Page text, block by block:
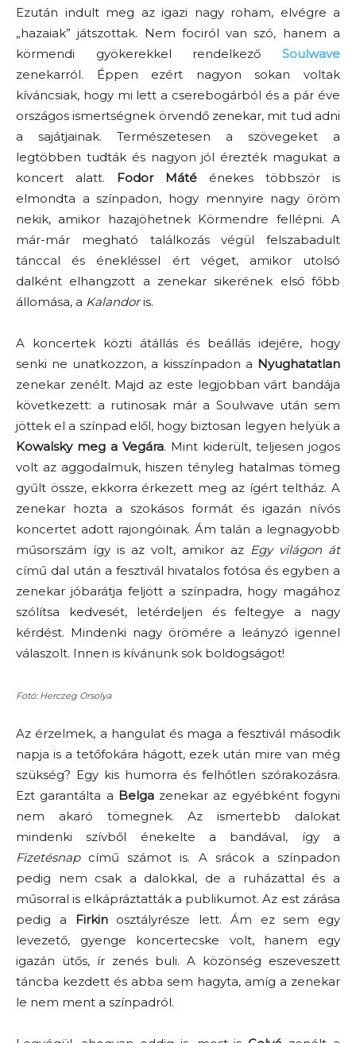
Ezután indult meg az igazi nagy roham, elvégre a
„hazaiak” játszottak. Nem fociról van szó, hanem a
körmendi gyökerekkel rendelkező Soulwave
zenekarról. Éppen ezért nagyon sokan voltak
kíváncsiak, hogy mi lett a cserebogárból és a pár éve
országos ismertségnek örvendő zenekar, mit tud adni
a sajátjainak. Természetesen a szövegeket a
legtöbben tudták és nagyon jól érezték magukat a
koncert alatt. Fodor Máté énekes többször is
elmondta a színpadon, hogy mennyire nagy öröm
nekik, amikor hazajöhetnek Körmendre fellépni. A
már-már megható találkozás végül felszabadult
tánccal és énekléssel ért véget, amikor utolsó
dalként elhangzott a zenekar sikerének első főbb
állomása, a Kalandoris.
A koncertek közti átállás és beállás idejére, hogy
senki ne unatkozzon, a kisszínpadon a Nyughatatlan
zenekar zenélt. Majd az este legjobban várt bandája
következett: a rutinosak már a Soulwave után sem
jöttek el a színpad elől, hogy biztosan legyen helyük a
Kowalsky meg a Vegára. Mint kiderült, teljesen jogos
volt az aggodalmuk, hiszen tényleg hatalmas tömeg
gyűlt össze, ekkorra érkezett meg az ígért teltház. A
zenekar hozta a szokásos formát és igazán nívós
koncertet adott rajongóinak. Ám talán a legnagyobb
műsorszám így is az volt, amikor az Egy világon át
című dal után a fesztivál hivatalos fotósa és egyben a
zenekar jóbarátja feljött a színpadra, hogy magához
szólítsa kedvesét, letérdeljen és feltegye a nagy
kérdést. Mindenki nagy örömére a leányzó igennel
válaszolt. Innen is kívánunk sok boldogságot!
Fotó: Herczeg Orsolya
Az érzelmek, a hangulat és maga a fesztivál második
napja is a tetőfokára hágott, ezek után mire van még
szükség? Egy kis humorra és felhőtlen szórakozásra.
Ezt garantálta a Belgazenekar az egyébként fogyni
nem akaró tömegnek. Az ismertebb dalokat
mindenki szívből énekelte a bandával, így a
Fizetésnapcímű számot is. A srácok a színpadon
pedig nem csak a dalokkal, de a ruházattal és a
műsorral is elkápráztatták a publikumot. Az est zárása
pedig a Firkinosztályrésze lett. Ám ez sem egy
levezető, gyenge koncertecske volt, hanem egy
igazán ütős, ír zenés buli. A közönség eszeveszett
táncba kezdett és abba sem hagyta, amíg a zenekar
le nem ment a színpadról.